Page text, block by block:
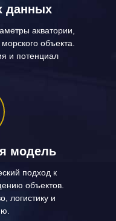
данных
акватории,
объекта.
и потенциал
модель
подход к
объектов.
логистику и